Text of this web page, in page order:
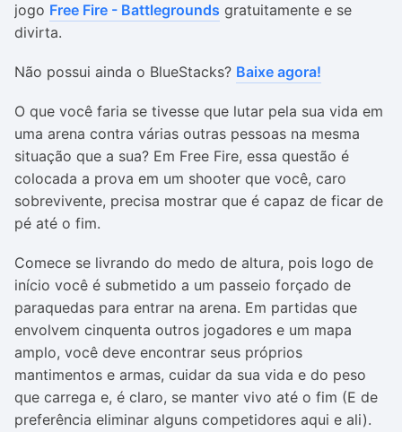
jogo Free Fire - Battlegrounds gratuitamente e se
divirta.
Não possui ainda o BlueStacks? Baixe agora!
O que você faria se tivesse que lutar pela sua vida em
uma arena contra várias outras pessoas na mesma
situação que a sua? Em Free Fire, essa questão é
colocada a prova em um shooter que você, caro
sobrevivente, precisa mostrar que é capaz de ficar de
pé até o fim.
Comece se livrando do medo de altura, pois logo de
início você é submetido a um passeio forçado de
paraquedas para entrar na arena. Em partidas que
envolvem cinquenta outros jogadores e um mapa
amplo, você deve encontrar seus próprios
mantimentos e armas, cuidar da sua vida e do peso
que carrega e, é claro, se manter vivo até o fim (E de
preferência eliminar alguns competidores aqui e ali).